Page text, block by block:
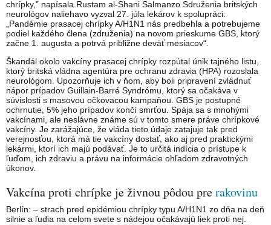
chrípky,” napísala.Rustam al-Shani Salmanzo Sdruženia britských
neurológov naliehavo vyzval 27. júla lekárov k spolupráci:
„Pandémie prasacej chrípky A/H1N1 nás predbehla a potrebujeme
podiel každého člena (združenia) na novom prieskume GBS, ktorý
začne 1. augusta a potrvá približne deväť mesiacov“.
Škandál okolo vakcíny prasacej chrípky rozpútal únik tajného listu,
ktorý britská vládna agentúra pre ochranu zdravia (HPA) rozoslala
neurológom. Upozorňuje ich v ňom, aby boli pripravení zvládnuť
nápor prípadov Guillain-Barré Syndrómu, ktorý sa očakáva v
súvislosti s masovou očkovacou kampaňou. GBS je postupné
ochrnutie, 5% jeho prípadov končí smrťou. Spája sa s mnohými
vakcínami, ale neslávne známe sú v tomto smere práve chrípkové
vakcíny. Je zarážajúce, že vláda tieto údaje zatajuje tak pred
verejnosťou, ktorá má tie vakcíny dostať, ako aj pred praktickými
lekármi, ktorí ich majú podávať. Je to určitá indícia o prístupe k
ľuďom, ich zdraviu a právu na informácie ohľadom zdravotných
úkonov.
Vakcína proti chrípke je živnou pôdou prerakovinu
Berlín: – strach pred epidémiou chrípky typu A/H1N1 zo dňa na deň
silnie a ľudia na celom svete s nádejou očakávajú liek proti nej.